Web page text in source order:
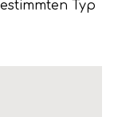
Typ